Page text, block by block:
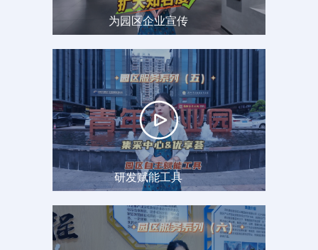
为园区企业宣传
研发赋能工具